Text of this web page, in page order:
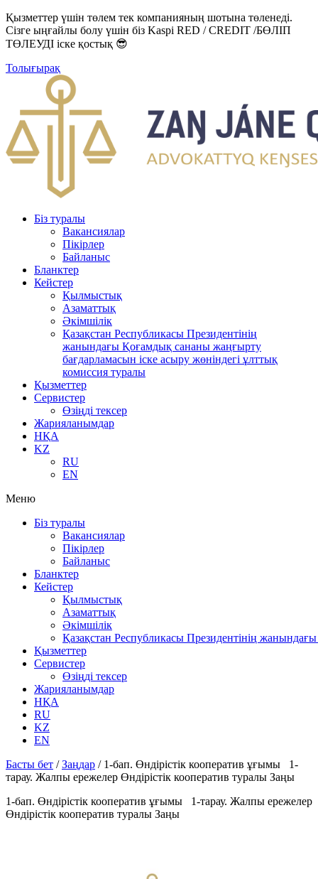
Қызметтер үшін төлем тек компанияның шотына төленеді.
Сізге ыңғайлы болу үшін біз Kaspi RED / CREDIT /БӨЛІП
ТӨЛЕУДІ іске қостық 😎
Толығырақ
Біз туралы
Вакансиялар
Пікірлер
Байланыс
Бланктер
Кейстер
Қылмыстық
Азаматтық
Әкімшілік
Қазақстан Республикасы Президентінің
жанындағы Қоғамдық сананы жаңғырту
бағдарламасын іске асыру жөніндегі ұлттық
комиссия туралы
Қызметтер
Сервистер
Өзіңді тексер
Жарияланымдар
НҚА
KZ
RU
EN
Меню
Біз туралы
Вакансиялар
Пікірлер
Байланыс
Бланктер
Кейстер
Қылмыстық
Азаматтық
Әкімшілік
Қазақстан Республикасы Президентінің
Қызметтер
Сервистер
Өзіңді тексер
Жарияланымдар
НҚА
RU
KZ
EN
Басты бет /Заңдар / 1-бап. Өндiрiстiк кооператив ұғымы 1-
тарау. Жалпы ережелер Өндiрiстiк кооператив туралы Заңы
1-бап. Өндiрiстiк кооператив ұғымы 1-тарау. Жалпы ережелер
Өндiрiстiк кооператив туралы Заңы